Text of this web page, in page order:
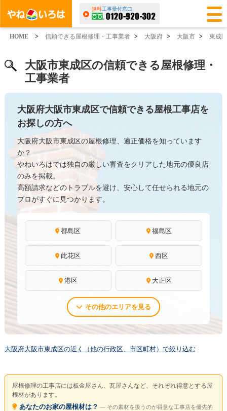
無料工事受付窓口
HOME > 信頼できる屋根修理・工事業者 > 大阪府 > 大阪市 > 東成区
大阪市東成区の信頼できる屋根修理・
工事業者
大阪府大阪市東成区で信頼できる屋根工事店を
お探しの方へ
大阪府大阪市東成区の屋根修理、適正価格を知っています
か？
やねいろはでは独自の厳しい審査をクリアした地元の優良店
のみを掲載。
高額請求などのトラブルを避け、安心して任せられる地元の
プロがすぐに見つかります。
都島区 福島区
此花区 西区
港区 大正区
その他のエリアを見る
大阪府大阪市東成区の近く（他の行政区、市区町村）で絞り込む
屋根修理の工事店には板金屋さん、瓦屋さんなど、それぞれ得意とする屋
根材があります。
あなたのお家の屋根材は？ ― その素材を扱うのが得意な工事店を優先的